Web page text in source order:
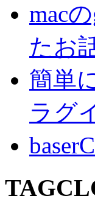
mac
たお
簡単
ラグ